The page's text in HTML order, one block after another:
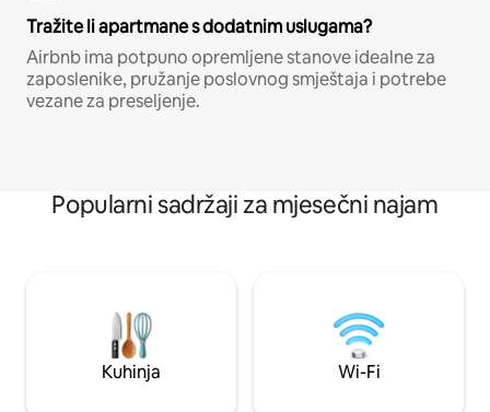
Tražite li apartmane s dodatnim uslugama?
Airbnb ima potpuno opremljene stanove idealne za
zaposlenike, pružanje poslovnog smještaja i potrebe
vezane za preseljenje.
Popularni sadržaji za mjesečni najam
Kuhinja Wi-Fi